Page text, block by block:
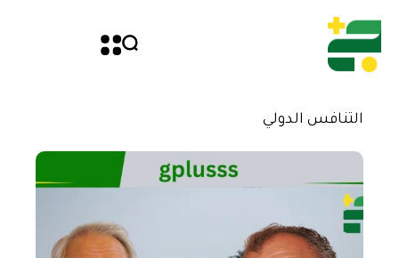
التنافس الدولي